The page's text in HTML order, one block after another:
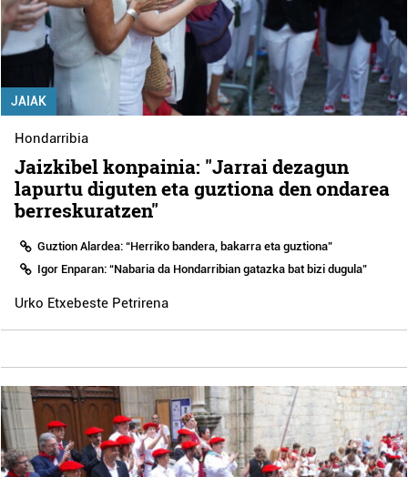
JAIAK
Hondarribia
Jaizkibel konpainia: "Jarrai dezagun
lapurtu diguten eta guztiona den ondarea
berreskuratzen"
Guztion Alardea: “Herriko bandera, bakarra eta guztiona”
Igor Enparan: “Nabaria da Hondarribian gatazka bat bizi dugula”
Urko Etxebeste Petrirena